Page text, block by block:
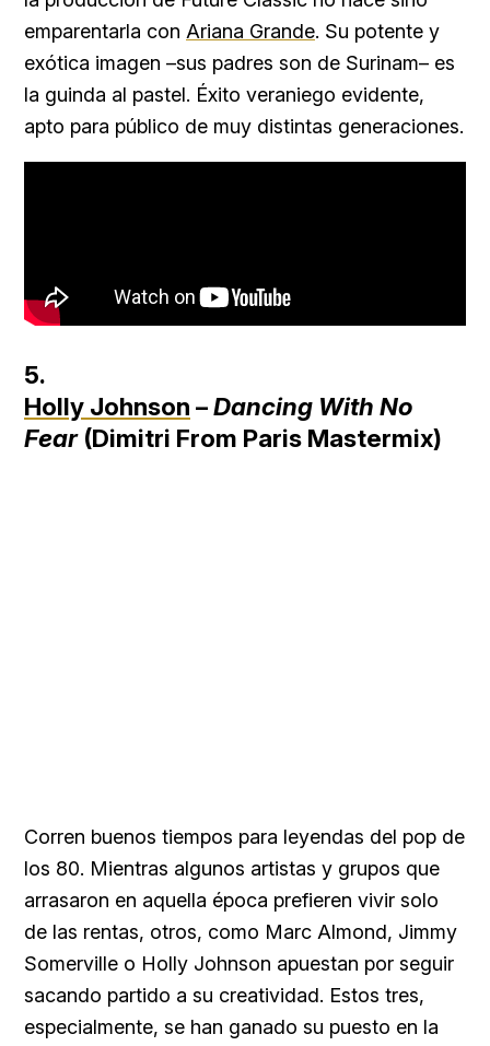
emparentarla con Ariana Grande. Su potente y
exótica imagen –sus padres son de Surinam– es
la guinda al pastel. Éxito veraniego evidente,
apto para público de muy distintas generaciones.
5.
Holly Johnson –Dancing With No
Fear (Dimitri From Paris Mastermix)
Corren buenos tiempos para leyendas del pop de
los 80. Mientras algunos artistas y grupos que
arrasaron en aquella época prefieren vivir solo
de las rentas, otros, como Marc Almond, Jimmy
Somerville o Holly Johnson apuestan por seguir
sacando partido a su creatividad. Estos tres,
especialmente, se han ganado su puesto en la